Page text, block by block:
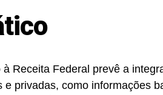
Receita Federal prevê a
privadas, como informações